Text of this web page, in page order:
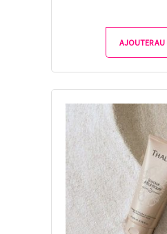
AJOUTER AU